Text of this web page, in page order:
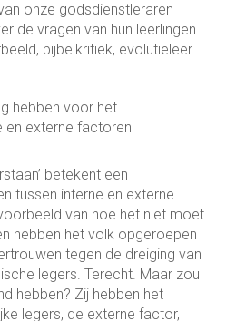
onze godsdienstleraren
de vragen van hun leerlingen
bijbelkritiek, evolutieleer
hebben voor het
en externe factoren
betekent een
tussen interne en externe
van hoe het niet moet.
hebben het volk opgeroepen
tegen de dreiging van
legers. Terecht. Maar zou
hebben? Zij hebben het
legers, de externe factor,